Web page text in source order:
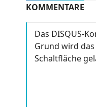
KOMMENTARE
Das DISQUS-
Grund wird
Schaltfläche